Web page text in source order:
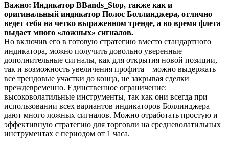
Важно: Индикатор BBands_Stop, также как и
оригинальный индикатор Полос Боллинджера, отлично
ведет себя на четко выраженном тренде, а во время флета
выдает много «ложных» сигналов.
Но включив его в готовую стратегию вместо стандартного
индикатора, можно получить довольно уверенные
дополнительные сигналы, как для открытия новой позиции,
так и возможность увеличения профита – можно выдержать
все трендовые участки до конца, не закрывая сделки
преждевременно. Единственное ограничение:
высоковолатильные инструменты, так как они всегда при
использовании всех вариантов индикаторов Боллинджера
дают много ложных сигналов. Можно отработать простую и
эффективную стратегию для торговли на средневолатильных
инструментах с периодом от 1 часа.